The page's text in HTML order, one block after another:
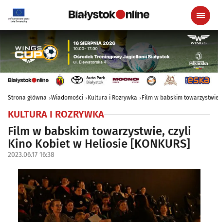
Strona główna Wiadomości Kultura i Rozrywka Film w babskim
KULTURA I ROZRYWKA
Film w babskim towarzystwie, czyli
Kino Kobiet w Heliosie [KONKURS]
2023.06.17 16:38